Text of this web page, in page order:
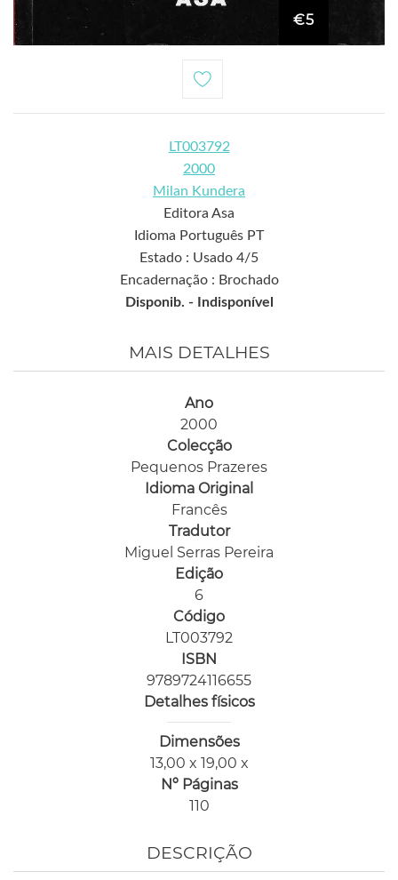
€5
LT003792
2000
Milan Kundera
Editora Asa
Idioma Português PT
Estado : Usado 4/5
Encadernação : Brochado
Disponib. -
Indisponível
MAIS DETALHES
Ano
2000
Colecção
Pequenos Prazeres
Idioma Original
Francês
Tradutor
Miguel Serras Pereira
Edição
6
Código
LT003792
ISBN
9789724116655
Detalhes físicos
Dimensões
13,00 x 19,00 x
Nº Páginas
110
DESCRIÇÃO